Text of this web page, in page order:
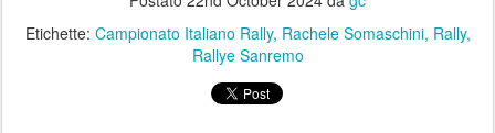
Etichette: Campionato Italiano Rally Rachele Somaschini Rally
Rallye Sanremo